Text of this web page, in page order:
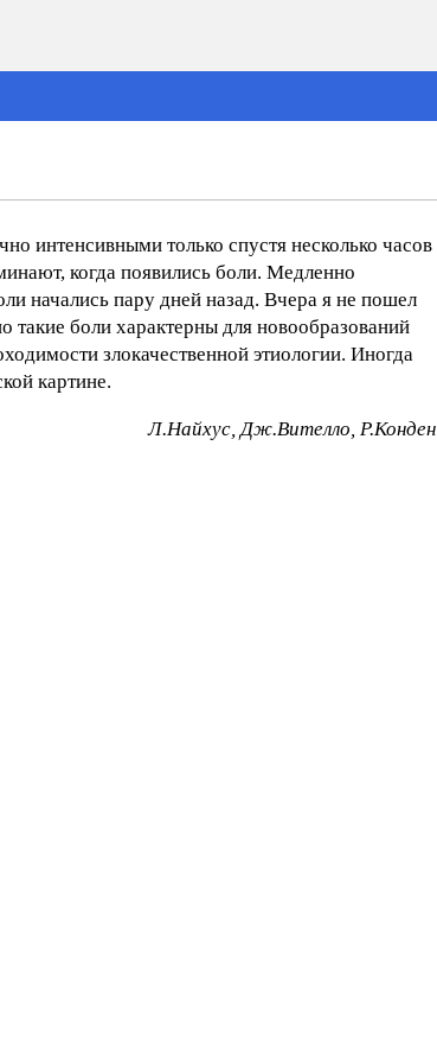
интенсивными только спустя несколько часов
когда появились боли. Медленно
начались пару дней назад. Вчера я не пошел
такие боли характерны для новообразований
злокачественной этиологии. Иногда
картине.
Л.Найхус, Дж.Вителло, Р.Конден